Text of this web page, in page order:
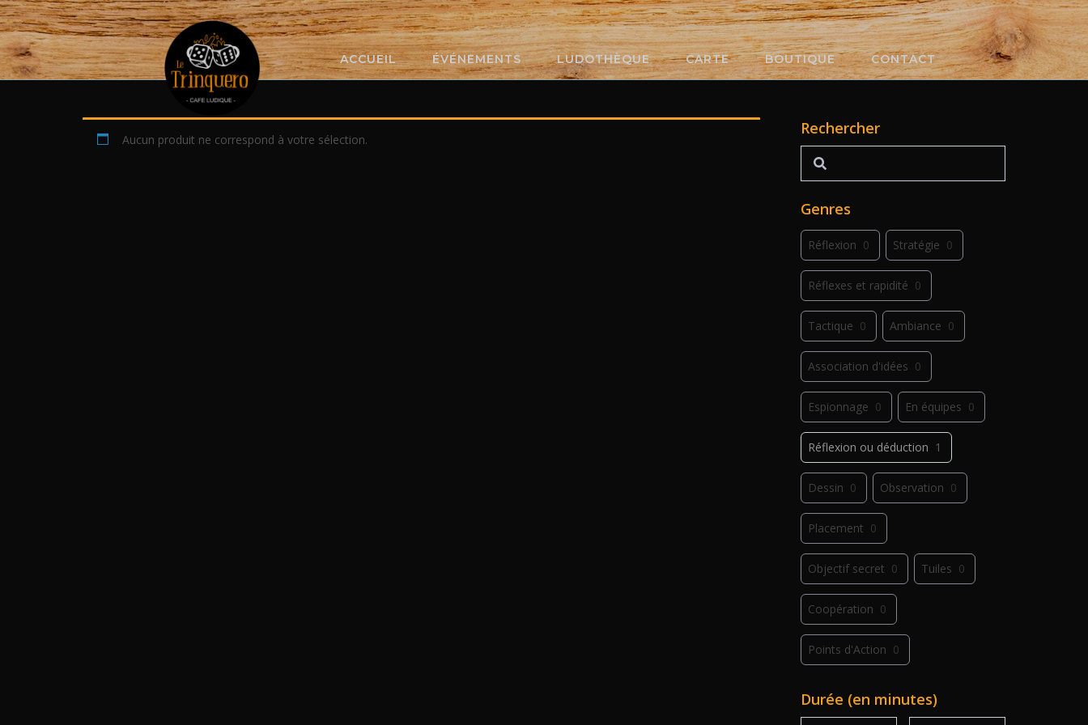
Skip
to
content
ACCUEIL ÉVÉNEMENTS LUDOTHÈQUE CARTE BOUTIQUE CONTACT
Aucun produit ne correspond à votre sélection.
Rechercher
Rechercher
Genres
Réflexion 0 Stratégie 0
Réflexes et rapidité 0
Tactique 0 Ambiance 0
Association d'idées 0
Espionnage 0 En équipes 0
Réflexion ou déduction 1
Dessin 0 Observation 0
Placement 0
Objectif secret 0 Tuiles 0
Coopération 0
Points d'Action 0
Déplacement 0
Durée (en minutes)